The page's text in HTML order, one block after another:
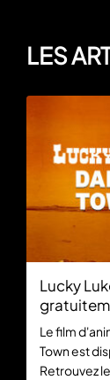
LES
Lucky
Le film
Town est
Retrouvez